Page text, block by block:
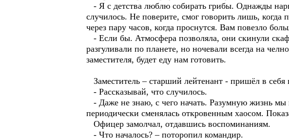
- Я с детства люблю собирать грибы. Однажды
случилось. Не поверите, смог говорить лишь,
через пару часов, когда проснутся. Вам повезло
- Если бы. Атмосфера позволяла, они скинули
разгуливали по планете, но ночевали всегда на
заместителя, будет еду нам готовить.
Заместитель – старший лейтенант - пришёл в
- Рассказывай, что случилось.
- Даже не знаю, с чего начать. Разумную жизнь
периодически сменялась откровенным хаосом.
Офицер замолчал, отдавшись воспоминаниям.
- Что началось? – поторопил командир.